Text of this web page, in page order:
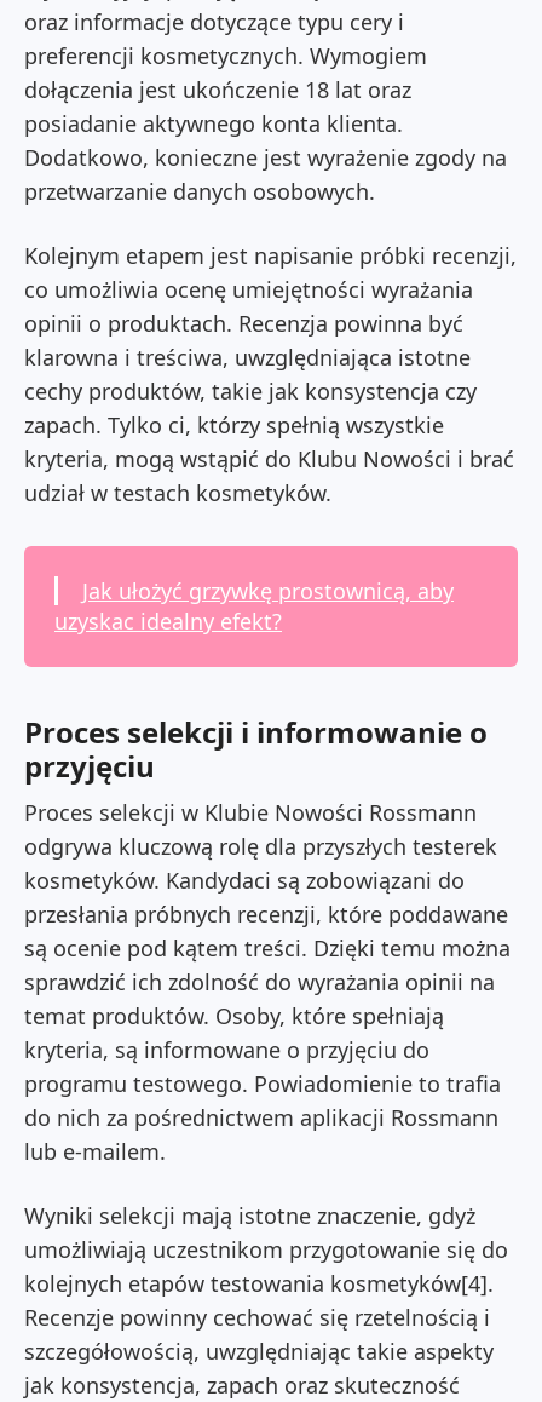
oraz informacje dotyczące typu cery i
preferencji kosmetycznych. Wymogiem
dołączenia jest ukończenie 18 lat oraz
posiadanie aktywnego konta klienta.
Dodatkowo, konieczne jest wyrażenie zgody na
przetwarzanie danych osobowych.
Kolejnym etapem jest napisanie próbki recenzji,
co umożliwia ocenę umiejętności wyrażania
opinii o produktach. Recenzja powinna być
klarowna i treściwa, uwzględniająca istotne
cechy produktów, takie jak konsystencja czy
zapach. Tylko ci, którzy spełnią wszystkie
kryteria, mogą wstąpić do Klubu Nowości i brać
udział w testach kosmetyków.
Jak ułożyć grzywkę prostownicą, aby
uzyskac idealny efekt?
Proces selekcji i informowanie o
przyjęciu
Proces selekcji w Klubie Nowości Rossmann
odgrywa kluczową rolę dla przyszłych testerek
kosmetyków. Kandydaci są zobowiązani do
przesłania próbnych recenzji, które poddawane
są ocenie pod kątem treści. Dzięki temu można
sprawdzić ich zdolność do wyrażania opinii na
temat produktów. Osoby, które spełniają
kryteria, są informowane o przyjęciu do
programu testowego. Powiadomienie to trafia
do nich za pośrednictwem aplikacji Rossmann
lub e-mailem.
Wyniki selekcji mają istotne znaczenie, gdyż
umożliwiają uczestnikom przygotowanie się do
kolejnych etapów testowania kosmetyków[4].
Recenzje powinny cechować się rzetelnością i
szczegółowością, uwzględniając takie aspekty
jak konsystencja, zapach oraz skuteczność